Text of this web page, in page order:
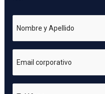
Nombre y Apellido
Email corporativo